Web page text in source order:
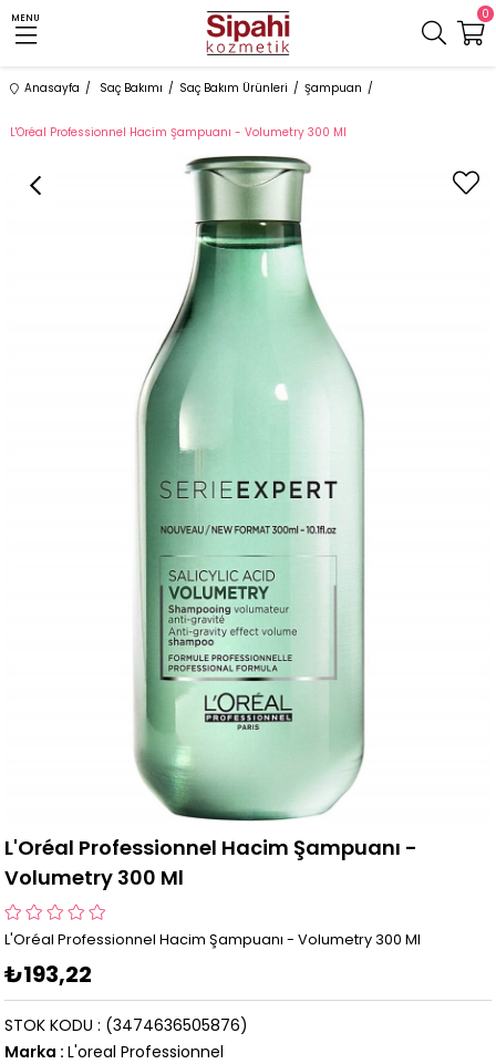
MENU 0
Anasayfa Saç Bakımı Saç Bakım Ürünleri Şampuan
L'Oréal Professionnel Hacim Şampuanı - Volumetry 300 Ml
L'Oréal Professionnel Hacim Şampuanı -
Volumetry 300 Ml
L'Oréal Professionnel Hacim Şampuanı - Volumetry 300 Ml
₺193,22
STOK KODU
(3474636505876)
Marka : L'oreal Professionnel